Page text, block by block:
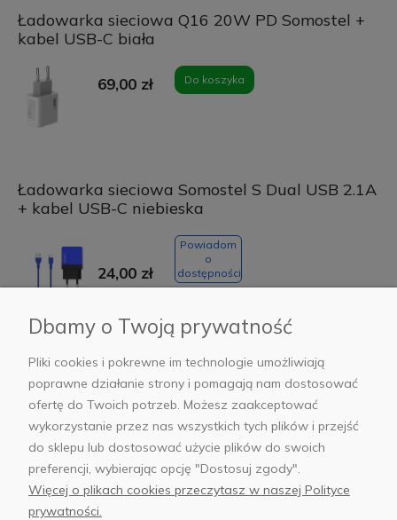
Ładowarka sieciowa Q16 20W PD Somostel +
kabel USB-C biała
69,00 zł Do koszyka
Ładowarka sieciowa Somostel S Dual USB 2.1A
+ kabel USB-C niebieska
24,00 zł
Powiadom
o
dostępności
Ładowarka sieciowa Somostel 36W + kabel
USB-C biała
79,00 zł Do koszyka
Dbamy o Twoją prywatność
Pliki cookies i pokrewne im technologie umożliwiają
poprawne działanie strony i pomagają nam dostosować
ofertę do Twoich potrzeb. Możesz zaakceptować
wykorzystanie przez nas wszystkich tych plików i przejść
do sklepu lub dostosować użycie plików do swoich
preferencji, wybierając opcję "Dostosuj zgody".
Więcej o plikach cookies przeczytasz w naszej Polityce
prywatności.